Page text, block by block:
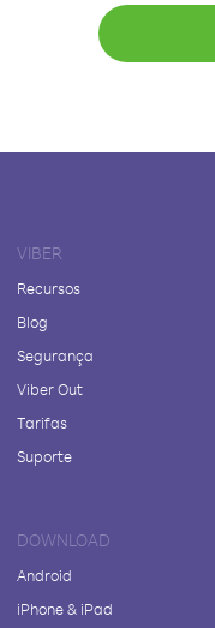
VIBER
Recursos
Blog
Segurança
Viber Out
Tarifas
Suporte
DOWNLOAD
Android
iPhone & iPad